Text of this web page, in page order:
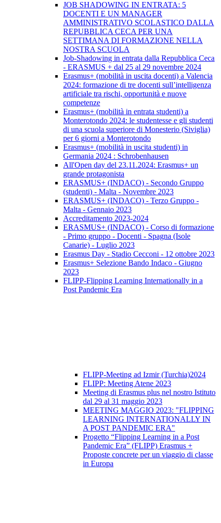
JOB SHADOWING IN ENTRATA: 5
DOCENTI E UN MANAGER
AMMINISTRATIVO SCOLASTICO DALLA
REPUBBLICA CECA PER UNA
SETTIMANA DI FORMAZIONE NELLA
NOSTRA SCUOLA
Job-Shadowing in entrata dalla Repubblica Ceca
- ERASMUS + dal 25 al 29 novembre 2024
Erasmus+ (mobilità in uscita docenti) a Valencia
2024: formazione di tre docenti sull’intelligenza
artificiale tra rischi, opportunità e nuove
competenze
Erasmus+ (mobilità in entrata studenti) a
Monterotondo 2024: le studentesse e gli studenti
di una scuola superiore di Monesterio (Siviglia)
per 6 giorni a Monterotondo
Erasmus+ (mobilità in uscita studenti) in
Germania 2024 : Schrobenhausen
All'Open day del 23.11.2024: Erasmus+ un
grande protagonista
ERASMUS+ (INDACO) - Secondo Gruppo
(studenti) - Malta - Novembre 2023
ERASMUS+ (INDACO) - Terzo Gruppo -
Malta - Gennaio 2023
Accreditamento 2023-2024
ERASMUS+ (INDACO) - Corso di formazione
- Primo gruppo - Docenti - Spagna (Isole
Canarie) - Luglio 2023
Erasmus Day - Stadio Cecconi - 12 ottobre 2023
Erasmus+ Selezione Bando Indaco - Giugno
2023
FLIPP-Flipping Learning Internationally in a
Post Pandemic Era
FLIPP-Meeting ad Izmir (Turchia)2024
FLIPP: Meeting Atene 2023
Meeting di Erasmus plus nel nostro Istituto
dal 29 al 31 maggio 2023
MEETING MAGGIO 2023: "FLIPPING
LEARNING INTERNATIONALLY IN
A POST PANDEMIC ERA"
Progetto “Flipping Learning in a Post
Pandemic Era” (FLIPP) Erasmus +
Proposte concrete per un viaggio di classe
in Europa